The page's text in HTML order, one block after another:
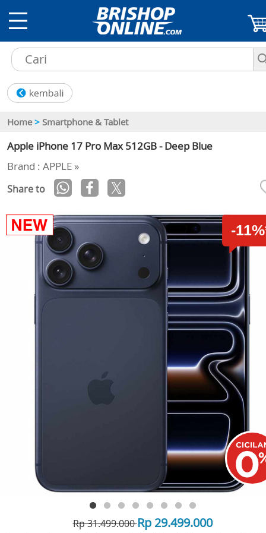
Home > Smartphone & Tablet
Apple iPhone 17 Pro Max 512GB - Deep Blue
Brand : APPLE »
Share to
-
Rp 31.499.000Rp 29.499.000